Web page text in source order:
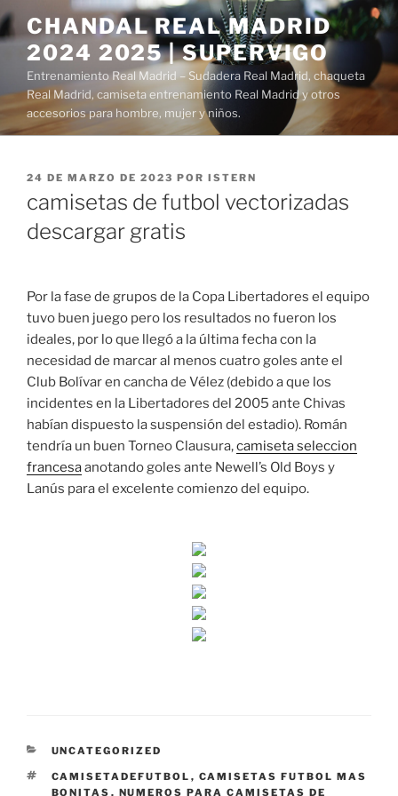
Saltar
al
contenido
CHANDAL REAL MADRID
2024 2025 | SUPERVIGO
Entrenamiento Real Madrid – Sudadera Real Madrid, chaqueta
Real Madrid, camiseta entrenamiento Real Madrid y otros
accesorios para hombre, mujer y niños.
PUBLICADO
24 DE MARZO DE 2023 POR ISTERN
camisetas de futbol vectorizadas
descargar gratis
Por la fase de grupos de la Copa Libertadores el equipo
tuvo buen juego pero los resultados no fueron los
ideales, por lo que llegó a la última fecha con la
necesidad de marcar al menos cuatro goles ante el
Club Bolívar en cancha de Vélez (debido a que los
incidentes en la Libertadores del 2005 ante Chivas
habían dispuesto la suspensión del estadio). Román
tendría un buen Torneo Clausura,camiseta seleccion
francesaanotando goles ante Newell’s Old Boys y
Lanús para el excelente comienzo del equipo.
CATEGORÍAS
UNCATEGORIZED
ETIQUETAS
CAMISETADEFUTBOL , CAMISETAS FUTBOL MAS
BONITAS , NUMEROS PARA CAMISETAS DE